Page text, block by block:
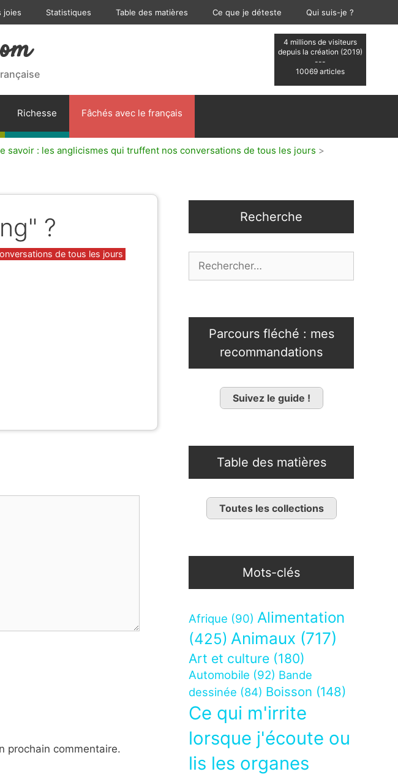
joies Statistiques Table des matières Ce que je déteste Qui suis-je ?
4 millions de visiteurs
depuis la création (2019)
---
10069 articles
Richesse Fâchés avec le français
savoir : les anglicismes qui truffent nos conversations de tous les jours >
?
de tous les jours
prochain commentaire.
Recherche
Parcours fléché : mes
recommandations
Suivez le guide !
Table des matières
Toutes les collections
Mots-clés
Afrique (90) Alimentation
(425) Animaux (717)
Art et culture (180)
Automobile (92) Bande
dessinée (84) Boisson (148)
Ce qui m'irrite
lorsque j'écoute ou
lis les organes